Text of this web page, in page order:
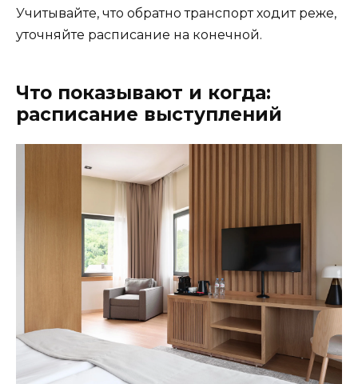
Учитывайте, что обратно транспорт ходит реже,
уточняйте расписание на конечной.
Что показывают и когда:
расписание выступлений